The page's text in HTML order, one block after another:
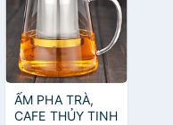
ẤM PHA TRÀ,
CAFE THỦY TINH